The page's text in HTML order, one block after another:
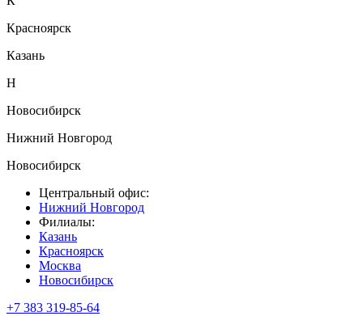
Красноярск
Казань
Н
Новосибирск
Нижний Новгород
Новосибирск
Центральный офис:
Нижний Новгород
Филиалы:
Казань
Красноярск
Москва
Новосибирск
+7 383 319-85-64